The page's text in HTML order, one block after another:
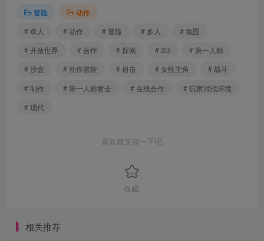
冒险
动作
# 单人
# 动作 # 冒险 # 多人
# 氛围
# 开放世界
# 合作 # 探索 # 3D
# 第一人称
# 沙盒
# 动作冒险 # 射击 # 女性主角
# 战斗
# 制作
# 第一人称射击 # 在线合作
# 玩家对战环境
# 现代
喜欢就支持一下吧
收藏
相关推荐